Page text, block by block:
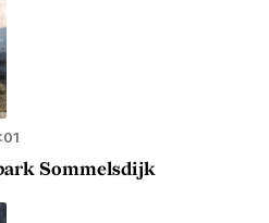
Sommelsdijk